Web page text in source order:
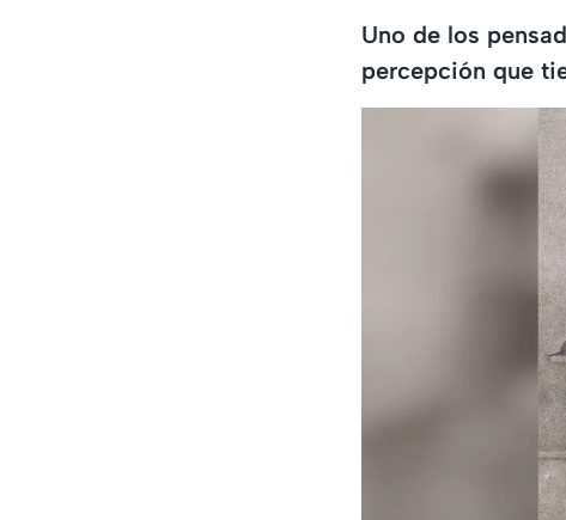
Uno de los
percepción que